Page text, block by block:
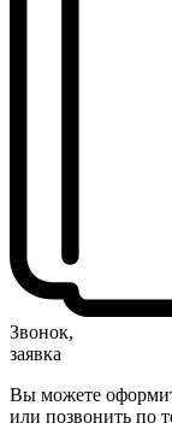
Звонок,
заявка
Вы можете
или позвонить по